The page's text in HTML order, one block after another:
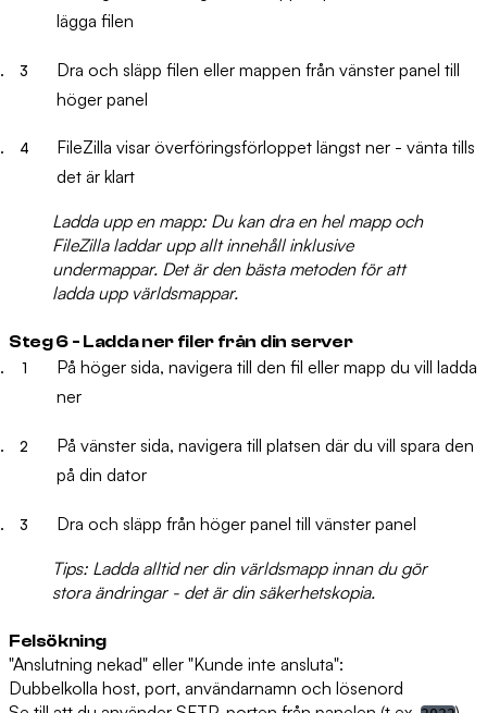
lägga filen
Dra och släpp filen eller mappen från vänster panel till
höger panel
FileZilla visar överföringsförloppet längst ner - vänta tills
det är klart
Ladda upp en mapp: Du kan dra en hel mapp och
FileZilla laddar upp allt innehåll inklusive
undermappar. Det är den bästa metoden för att
ladda upp världsmappar.
Steg 6 - Ladda ner filer från din server
På höger sida, navigera till den fil eller mapp du vill ladda
ner
På vänster sida, navigera till platsen där du vill spara den
på din dator
Dra och släpp från höger panel till vänster panel
Tips: Ladda alltid ner din världsmapp innan du gör
stora ändringar - det är din säkerhetskopia.
Felsökning
"Anslutning nekad" eller "Kunde inte ansluta":
Dubbelkolla host, port, användarnamn och lösenord